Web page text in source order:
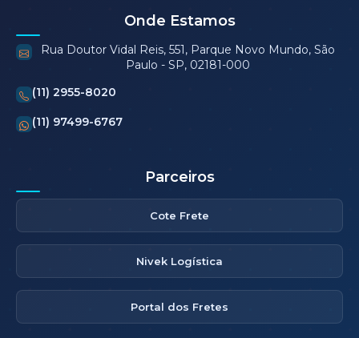
Onde Estamos
Rua Doutor Vidal Reis, 551, Parque Novo Mundo, São
Paulo - SP, 02181-000
(11) 2955-8020
(11) 97499-6767
Parceiros
Cote Frete
Nivek Logística
Portal dos Fretes